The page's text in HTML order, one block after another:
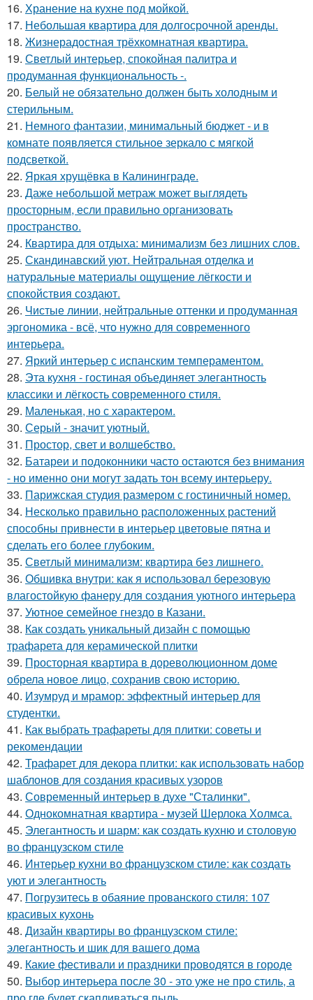
16. Хранение на кухне под мойкой.
17. Небольшая квартира для долгосрочной аренды.
18. Жизнерадостная трёхкомнатная квартира.
19. Светлый интерьер, спокойная палитра и
продуманная функциональность -.
20. Белый не обязательно должен быть холодным и
стерильным.
21. Немного фантазии, минимальный бюджет - и в
комнате появляется стильное зеркало с мягкой
подсветкой.
22. Яркая хрущёвка в Калининграде.
23. Даже небольшой метраж может выглядеть
просторным, если правильно организовать
пространство.
24. Квартира для отдыха: минимализм без лишних слов.
25. Скандинавский уют. Нейтральная отделка и
натуральные материалы ощущение лёгкости и
спокойствия создают.
26. Чистые линии, нейтральные оттенки и продуманная
эргономика - всё, что нужно для современного
интерьера.
27. Яркий интерьер с испанским темпераментом.
28. Эта кухня - гостиная объединяет элегантность
классики и лёгкость современного стиля.
29. Маленькая, но с характером.
30. Серый - значит уютный.
31. Простор, свет и волшебство.
32. Батареи и подоконники часто остаются без внимания
- но именно они могут задать тон всему интерьеру.
33. Парижская студия размером с гостиничный номер.
34. Несколько правильно расположенных растений
способны привнести в интерьер цветовые пятна и
сделать его более глубоким.
35. Светлый минимализм: квартира без лишнего.
36. Обшивка внутри: как я использовал березовую
влагостойкую фанеру для создания уютного интерьера
37. Уютное семейное гнездо в Казани.
38. Как создать уникальный дизайн с помощью
трафарета для керамической плитки
39. Просторная квартира в дореволюционном доме
обрела новое лицо, сохранив свою историю.
40. Изумруд и мрамор: эффектный интерьер для
студентки.
41. Как выбрать трафареты для плитки: советы и
рекомендации
42. Трафарет для декора плитки: как использовать набор
шаблонов для создания красивых узоров
43. Современный интерьер в духе "Сталинки".
44. Однокомнатная квартира - музей Шерлока Холмса.
45. Элегантность и шарм: как создать кухню и столовую
во французском стиле
46. Интерьер кухни во французском стиле: как создать
уют и элегантность
47. Погрузитесь в обаяние прованского стиля: 107
красивых кухонь
48. Дизайн квартиры во французском стиле:
элегантность и шик для вашего дома
49. Какие фестивали и праздники проводятся в городе
50. Выбор интерьера после 30 - это уже не про стиль, а